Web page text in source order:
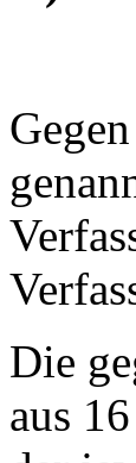
Die
aus